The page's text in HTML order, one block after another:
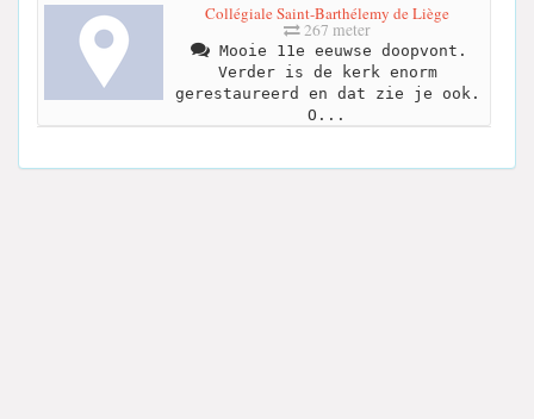
Collégiale Saint-Barthélemy de Liège
267 meter
Mooie 11e eeuwse doopvont.
Verder is de kerk enorm
gerestaureerd en dat zie je ook.
O...